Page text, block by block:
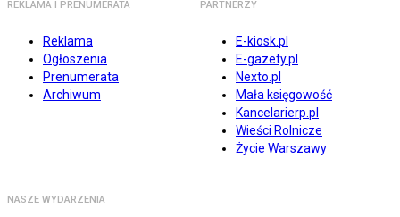
REKLAMA I PRENUMERATA
Reklama
Ogłoszenia
Prenumerata
Archiwum
PARTNERZY
E-kiosk.pl
E-gazety.pl
Nexto.pl
Mała księgowość
Kancelarierp.pl
Wieści Rolnicze
Życie Warszawy
NASZE WYDARZENIA